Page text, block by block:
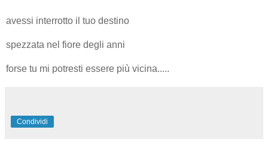
avessi interrotto il tuo destino
spezzata nel fiore degli anni
forse tu mi potresti essere più vicina.....
Condividi